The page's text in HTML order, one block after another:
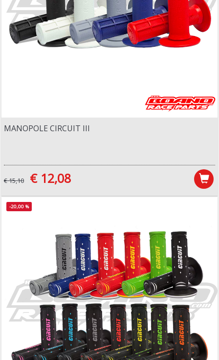
MANOPOLE CIRCUIT III
€ 15,10 € 12,08
-20,00 %